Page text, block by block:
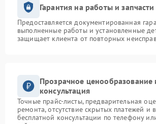
Гарантия на работы и запчасти
Предоставляется документированная
выполненные работы и установленные
защищает клиента от повторных
Прозрачное ценообразование
консультация
Точные прайс-листы, предварительная
ремонта, отсутствие скрытых платежей и
бесплатной консультации по телефону